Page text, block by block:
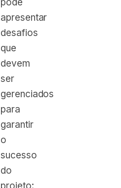
apresentar
desafios
que
devem
ser
gerenciados
para
garantir
o
sucesso
do
projeto: